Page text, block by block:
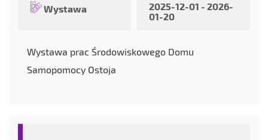
Wystawa
2025-12-01 - 2026-
01-20
Wystawa prac Środowiskowego Domu
Samopomocy Ostoja